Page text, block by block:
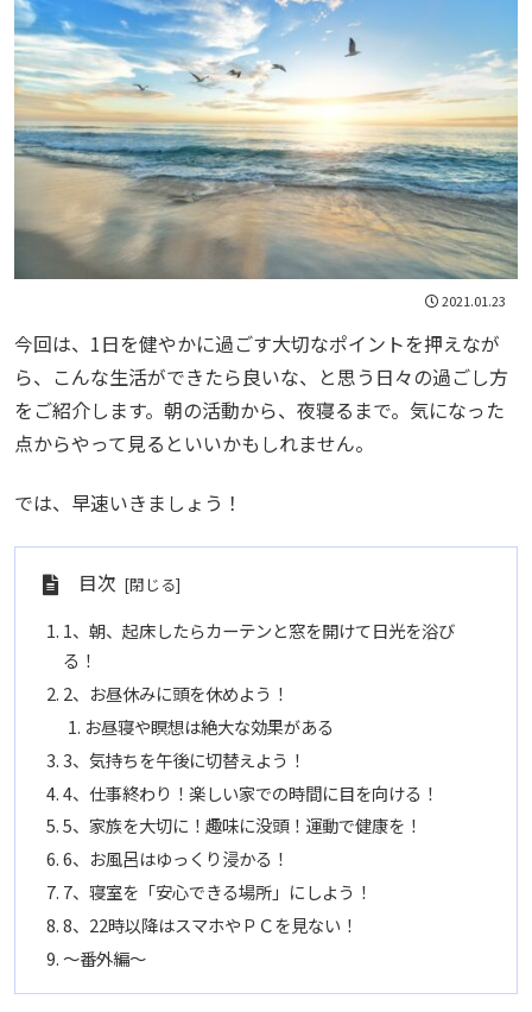
2021.01.23
今回は、1日を健やかに過ごす大切なポイントを押えなが
ら、こんな生活ができたら良いな、と思う日々の過ごし方
をご紹介します。朝の活動から、夜寝るまで。気になった
点からやって見るといいかもしれません。
では、早速いきましょう！
目次
1、朝、起床したらカーテンと窓を開けて日光を浴び
る！
2、お昼休みに頭を休めよう！
お昼寝や瞑想は絶大な効果がある
3、気持ちを午後に切替えよう！
4、仕事終わり！楽しい家での時間に目を向ける！
5、家族を大切に！趣味に没頭！運動で健康を！
6、お風呂はゆっくり浸かる！
7、寝室を「安心できる場所」にしよう！
8、22時以降はスマホやＰＣを見ない！
～番外編～